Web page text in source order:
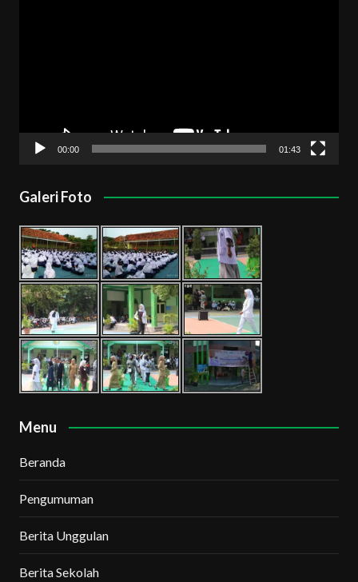
00:00 01:43
Galeri Foto
Menu
Beranda
Pengumuman
Berita Unggulan
Berita Sekolah